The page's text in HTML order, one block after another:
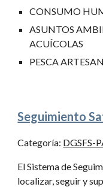
CONSUMO
ASUNTOS
ACUÍCOLAS
PESCA
Seguimiento
Categoría: DGSFS-
El Sistema de
localizar, seguir y